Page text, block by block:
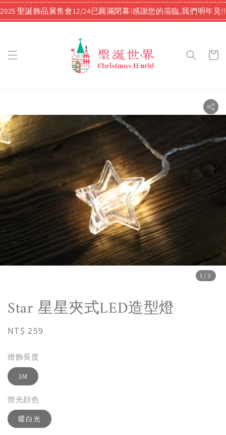
2025 聖誕飾品展售會12/24已圓滿閉幕!感謝您的蒞臨,我們明年見!!
1 /3
Star 星星夾式LED造型燈
Regular
NT$ 259
燈飾長度
3M
燈光顔色
暖白光